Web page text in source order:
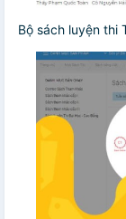
Bộ sách luyện thi